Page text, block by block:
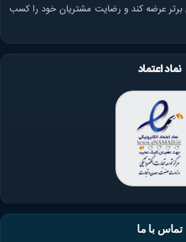
عرضه کند و رضایت مشتریان خود را کسب
نماد اعتماد
تماس با ما